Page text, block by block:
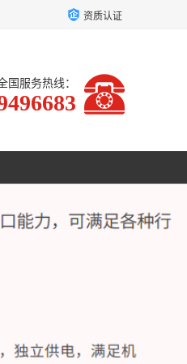
资质认证
国服务热线：